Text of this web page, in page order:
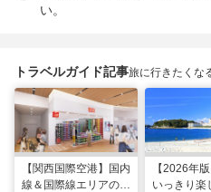
い。
トラベルガイド記事旅に行きたくな
【関西国際空港】国内
線＆国際線エリアの大
【2026年
いっきり楽